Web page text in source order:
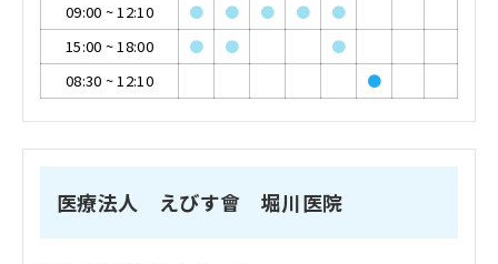
09:00 ~12:10 ● ● ● ●
●
15:00 ~18:00 ● ●
●
08:30 ~12:10 ●
医療法人 えびす會 堀川医院